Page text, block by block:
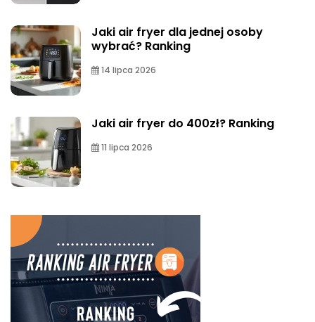
Jaki air fryer dla jednej osoby
wybrać? Ranking
14 lipca 2026
Jaki air fryer do 400zł? Ranking
11 lipca 2026